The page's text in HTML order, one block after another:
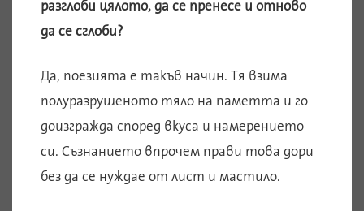
разглоби цялото, да се пренесе и отново
да се сглоби?
Да, поезията е такъв начин. Тя взима
полуразрушеното тяло на паметта и го
доизгражда според вкуса и намерението
си. Съзнанието впрочем прави това дори
без да се нуждае от лист и мастило.